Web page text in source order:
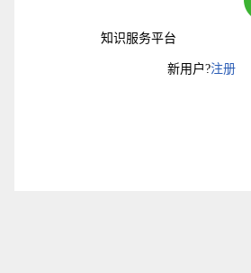
知识服务平台
新用户?注册